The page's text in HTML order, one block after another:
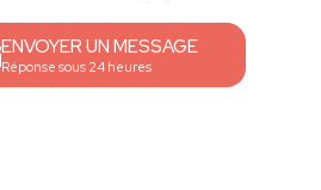
ENVOYER UN MESSAGE
Réponse sous 24 heures